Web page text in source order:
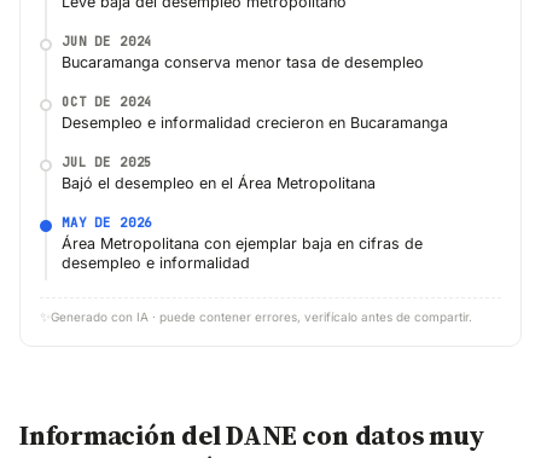
JUN DE 2024
Bucaramanga conserva menor tasa de desempleo
OCT DE 2024
Desempleo e informalidad crecieron en Bucaramanga
JUL DE 2025
Bajó el desempleo en el Área Metropolitana
MAY DE 2026
Área Metropolitana con ejemplar baja en cifras de
desempleo e informalidad
✨ Generado con IA · puede contener errores, verifícalo antes de compartir.
Información del DANE con datos muy